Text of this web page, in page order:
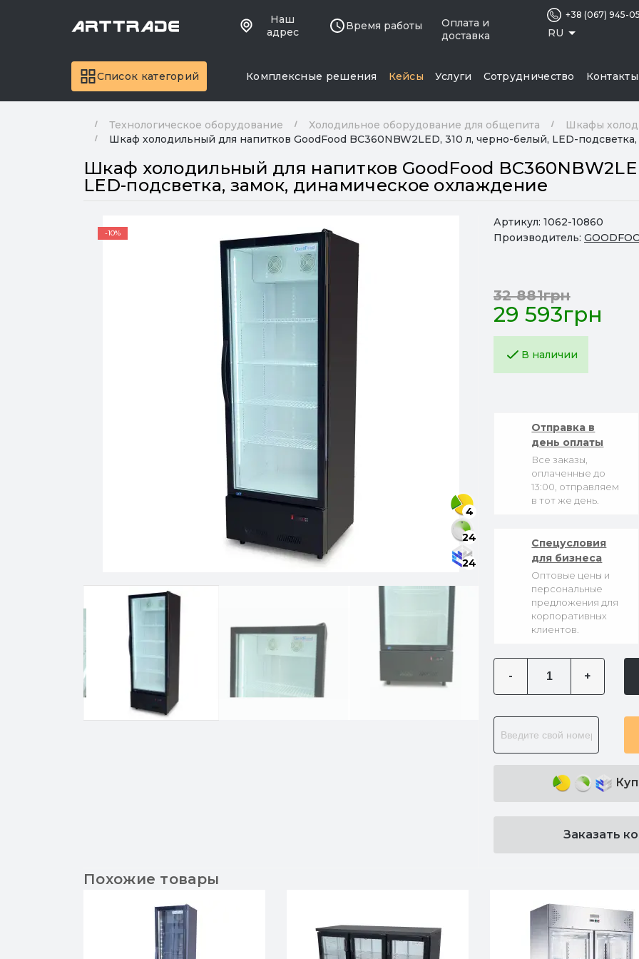
Наш
адрес
Время работы
Оплата и
доставка
RU
+38 (067) 945-
Список категорий Комплексные решения Кейсы Услуги Сотрудничество Контакты
Технологическое оборудование Холодильное оборудование для общепита
Шкафы
Шкаф холодильный для напитков GoodFood BC360NBW2LED, 310 л, черно-белый, LED-
Шкаф холодильный для напитков GoodFood
LED-подсветка, замок, динамическое охлаждение
-10%
4
24
24
Артикул: 1062-10860
Производитель:
29 593грн
32 881грн
В наличии
Отправка в
день оплаты
Все заказы,
оплаченные до
13:00, отправляем
в тот же день.
Спецусловия
для бизнеса
Оптовые цены и
персональные
предложения для
корпоративных
клиентов.
- +
Заказать
Похожие товары